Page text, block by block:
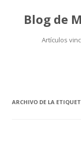
Blog de
Artículos
ARCHIVO DE LA